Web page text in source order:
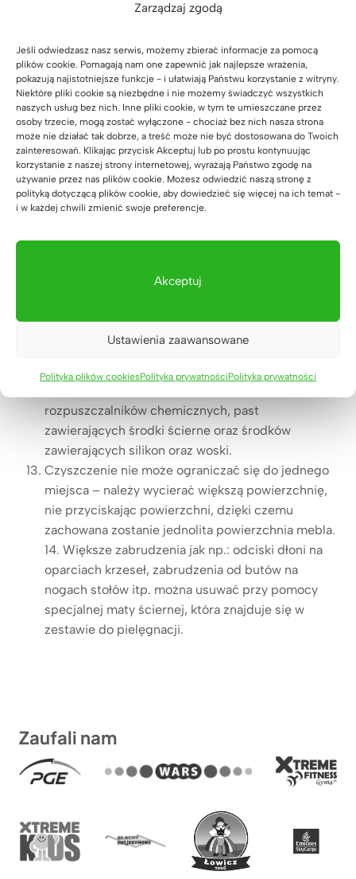
Zarządzaj zgodą
Jeśli odwiedzasz nasz serwis, możemy zbierać informacje za pomocą
plików cookie. Pomagają nam one zapewnić jak najlepsze wrażenia,
pokazują najistotniejsze funkcje - i ułatwiają Państwu korzystanie z witryny.
Niektóre pliki cookie są niezbędne i nie możemy świadczyć wszystkich
naszych usług bez nich. Inne pliki cookie, w tym te umieszczane przez
osoby trzecie, mogą zostać wyłączone - chociaż bez nich nasza strona
może nie działać tak dobrze, a treść może nie być dostosowana do Twoich
zainteresowań. Klikając przycisk Akceptuj lub po prostu kontynuując
korzystanie z naszej strony internetowej, wyrażają Państwo zgodę na
używanie przez nas plików cookie. Możesz odwiedzić naszą stronę z
polityką dotyczącą plików cookie, aby dowiedzieć się więcej na ich temat -
i w każdej chwili zmienić swoje preferencje.
Akceptuj
Ustawienia zaawansowane
Polityka plików cookiesPolityka prywatnościPolityka prywatności
przenoszenia wysokich obciążeń – może to
wypadkiem.
Zabronione jest ustawianie mebli niezgodnie z ich
przeznaczeniem (na przykład ustawianie mebli
jeden na drugim).
Pielęgnacja mebli powinna być prowadzona
ostrożnie. W przypadku rozlania cieczy na
powierzchni mebli należy ją niezwłocznie usunąć z
powierzchni mebla (zanim zdąży wsiąknąć w
drewnoień ). Wszelkie pozostałości wilgoci należy
suchą lub lekko zwilżoną (NIE MOKRĄ!), miękką
prowadzić do ich porysowania lub naruszyć
rozpuszczalników chemicznych, past
zawierających środki ścierne oraz środków
zawierających silikon oraz woski.
Czyszczenie nie może ograniczać się do jednego
miejsca – należy wycierać większą powierzchnię,
nie przyciskając powierzchni, dzięki czemu
zachowana zostanie jednolita powierzchnia mebla.
14. Większe zabrudzenia jak np.: odciski dłoni na
oparciach krzeseł, zabrudzenia od butów na
nogach stołów itp. można usuwać przy pomocy
specjalnej maty ściernej, która znajduje się w
zestawie do pielęgnacji.
Zaufali nam